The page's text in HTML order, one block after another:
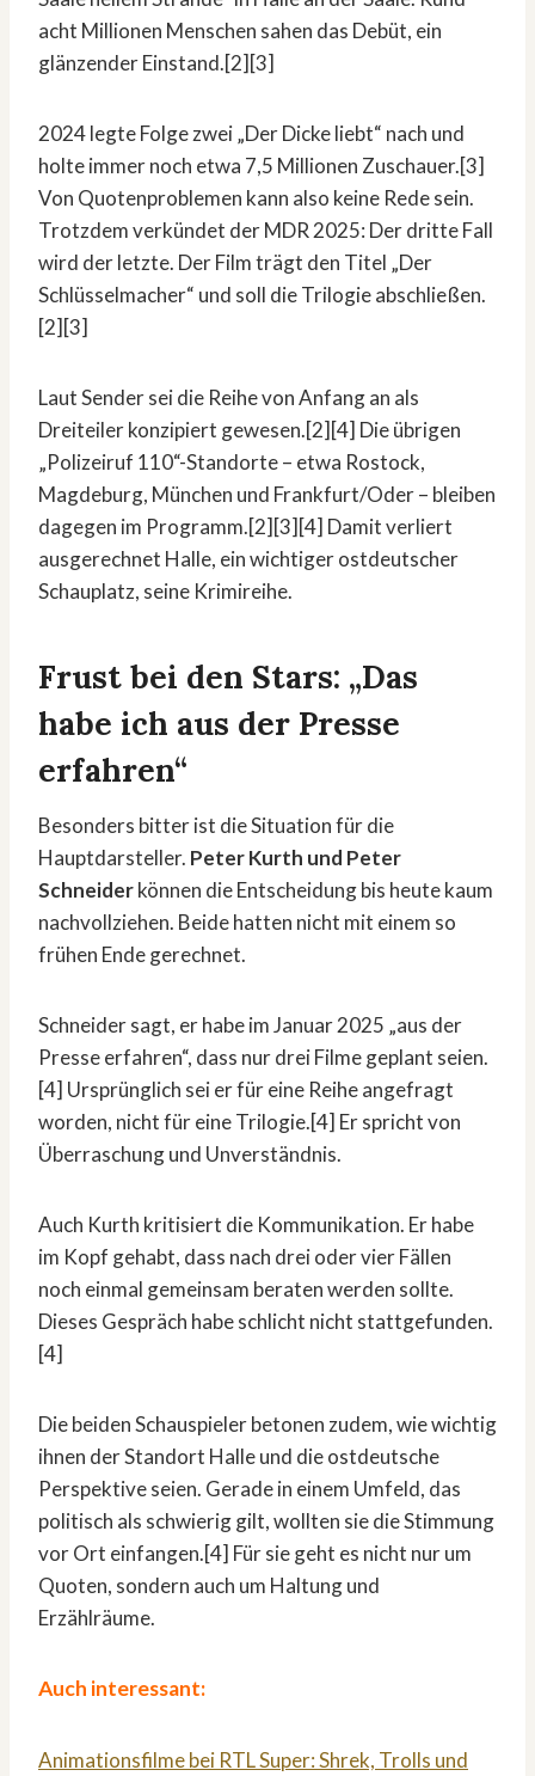
acht Millionen Menschen sahen das Debüt, ein
glänzender Einstand.[2][3]
2024 legte Folge zwei „Der Dicke liebt“ nach und
holte immer noch etwa 7,5 Millionen Zuschauer.[3]
Von Quotenproblemen kann also keine Rede sein.
Trotzdem verkündet der MDR 2025: Der dritte Fall
wird der letzte. Der Film trägt den Titel „Der
Schlüsselmacher“ und soll die Trilogie abschließen.
[2][3]
Laut Sender sei die Reihe von Anfang an als
Dreiteiler konzipiert gewesen.[2][4] Die übrigen
„Polizeiruf 110“-Standorte – etwa Rostock,
Magdeburg, München und Frankfurt/Oder – bleiben
dagegen im Programm.[2][3][4] Damit verliert
ausgerechnet Halle, ein wichtiger ostdeutscher
Schauplatz, seine Krimireihe.
Frust bei den Stars: „Das
habe ich aus der Presse
erfahren“
Besonders bitter ist die Situation für die
Hauptdarsteller. Peter Kurth und Peter
Schneiderkönnen die Entscheidung bis heute kaum
nachvollziehen. Beide hatten nicht mit einem so
frühen Ende gerechnet.
Schneider sagt, er habe im Januar 2025 „aus der
Presse erfahren“, dass nur drei Filme geplant seien.
[4] Ursprünglich sei er für eine Reihe angefragt
worden, nicht für eine Trilogie.[4] Er spricht von
Überraschung und Unverständnis.
Auch Kurth kritisiert die Kommunikation. Er habe
im Kopf gehabt, dass nach drei oder vier Fällen
noch einmal gemeinsam beraten werden sollte.
Dieses Gespräch habe schlicht nicht stattgefunden.
[4]
Die beiden Schauspieler betonen zudem, wie wichtig
ihnen der Standort Halle und die ostdeutsche
Perspektive seien. Gerade in einem Umfeld, das
politisch als schwierig gilt, wollten sie die Stimmung
vor Ort einfangen.[4] Für sie geht es nicht nur um
Quoten, sondern auch um Haltung und
Erzählräume.
Auch interessant:
Animationsfilme bei RTL Super: Shrek, Trolls und